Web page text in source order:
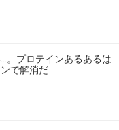
。プロテインあるあるは
で解消だ